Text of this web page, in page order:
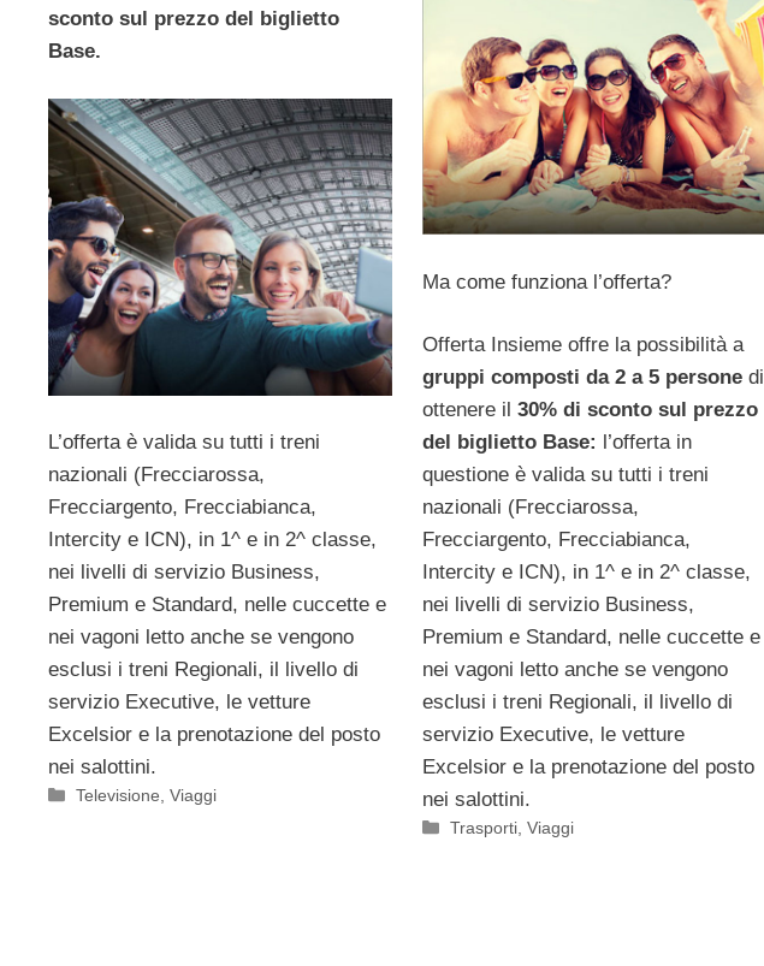
sconto sul prezzo del biglietto
Base.
L’offerta è valida su tutti i treni
nazionali (Frecciarossa,
Frecciargento, Frecciabianca,
Intercity e ICN), in 1^ e in 2^ classe,
nei livelli di servizio Business,
Premium e Standard, nelle cuccette e
nei vagoni letto anche se vengono
esclusi i treni Regionali, il livello di
servizio Executive, le vetture
Excelsior e la prenotazione del posto
nei salottini.
Categorie
Televisione ,Viaggi
Ma come funziona l’offerta?
Offerta Insieme offre la possibilità a
gruppi composti da 2 a 5 personedi
ottenere il 30% di sconto sul prezzo
del biglietto Base: l’offerta in
questione è valida su tutti i treni
nazionali (Frecciarossa,
Frecciargento, Frecciabianca,
Intercity e ICN), in 1^ e in 2^ classe,
nei livelli di servizio Business,
Premium e Standard, nelle cuccette e
nei vagoni letto anche se vengono
esclusi i treni Regionali, il livello di
servizio Executive, le vetture
Excelsior e la prenotazione del posto
nei salottini.
Categorie
Trasporti ,Viaggi